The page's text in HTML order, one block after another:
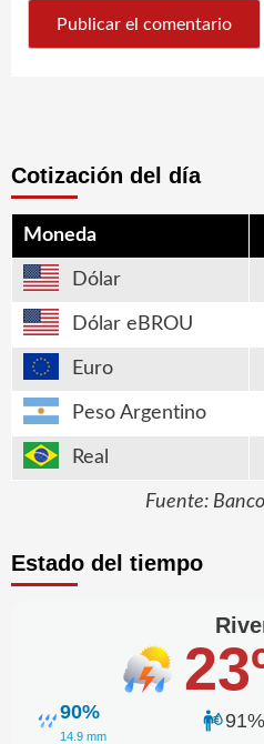
Cotización del día
Moneda
Dólar
Dólar eBROU
Euro
Peso Argentino
Real
Fuente:
Estado del tiempo
90%
14.9 mm
91%